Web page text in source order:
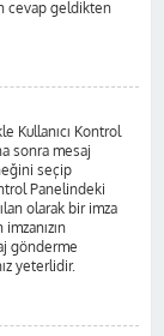
cevap geldikten
Kullanıcı Kontrol
sonra mesaj
seçip
Panelindeki
olarak bir imza
gönderme
yeterlidir.